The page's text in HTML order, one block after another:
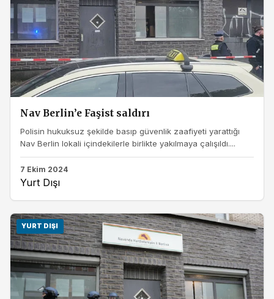
Nav Berlin’e Faşist saldırı
Polisin hukuksuz şekilde basıp güvenlik zaafiyeti yarattığı
Nav Berlin lokali içindekilerle birlikte yakılmaya çalışıldı....
7 Ekim 2024
Yurt Dışı
YURT DIŞI